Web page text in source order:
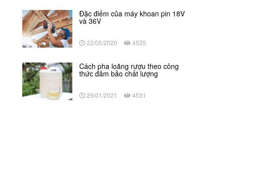
Đặc điểm của máy khoan pin 18V
và 36V
22/05/2020 4535
Cách pha loãng rượu theo công
thức đảm bảo chất lượng
29/01/2021 4531